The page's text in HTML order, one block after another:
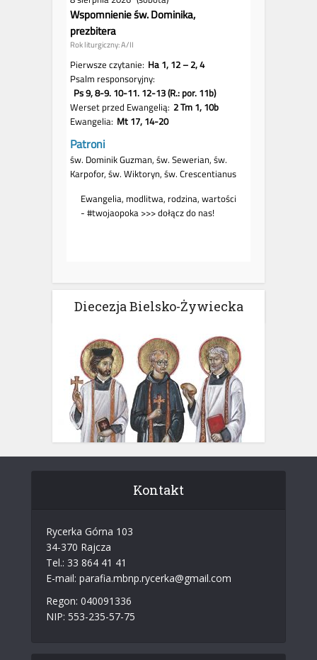
Diecezja Bielsko-Żywiecka
Kontakt
Rycerka Górna 103
34-370 Rajcza
Tel.: 33 864 41 41
E-mail: parafia.mbnp.rycerka@gmail.com
Regon: 040091336
NIP: 553-235-57-75